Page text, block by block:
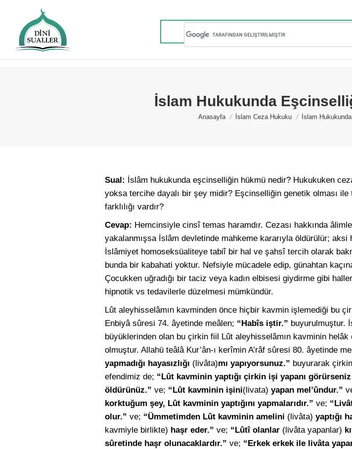
İslam Hukukunda
You are here:
Anasayfa İslam Ceza Hukuku İslam
Sual: İslâm hukukunda eşcinselliğin hükmü nedir? Hukukuken
yoksa tercihe dayalı bir şey midir? Eşcinselliğin genetik olması ile
farklılığı vardır?
Cevap: Hemcinsiyle cinsî temas haramdır. Cezası hakkında
yakalanmışsa İslâm devletinde mahkeme kararıyla öldürülür; aksi
İslâmiyet homoseksüaliteye tabiî bir hal ve şahsî tercih olarak
bunda bir kabahati yoktur. Nefsiyle mücadele edip, günahtan
Çocukken uğradığı bir taciz veya kadın elbisesi giydirme gibi
hipnotik vs tedavilerle düzelmesi mümkündür.
Lût aleyhisselâmın kavminden önce hiçbir kavmin işlemediği bu
Enbiyâ sûresi 74. âyetinde meâlen; “Habîs iştir.” buyurulmuştur.
büyüklerinden olan bu çirkin fiil Lût aleyhisselâmın kavminin helâk
olmuştur. Allahü teâlâ Kur’ân-ı kerîmin A’râf sûresi 80. âyetinde
yapmadığı hayasızlığı (livâta)mı yapıyorsunuz.” buyurarak
efendimiz de; “Lût kavminin yaptığı çirkin işi yapanı
öldürünüz.” ve; “Lût kavminin işini(livata) yapan mel’ûndur.”
korktuğum şey, Lût kavminin yaptığını yapmalarıdır.” ve;
olur.” ve; “Ümmetimden Lût kavminin amelini (livâta) yaptığı
kavmiyle birlikte) haşr eder.” ve; “Lûtî olanlar (livâta yapanlar)
sûretinde haşr olunacaklardır.” ve; “Erkek erkek ile livâta